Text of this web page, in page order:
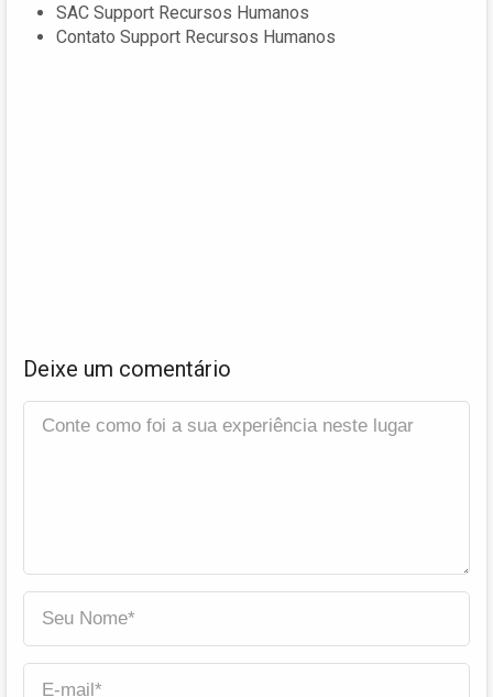
SAC Support Recursos Humanos
Contato Support Recursos Humanos
Deixe um comentário